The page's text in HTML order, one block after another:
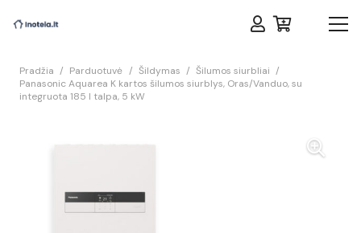
Pradžia / Parduotuvė / Šildymas / Šilumos siurbliai /
Panasonic Aquarea K kartos šilumos siurblys, Oras/Vanduo, su
integruota 185 l talpa, 5 kW